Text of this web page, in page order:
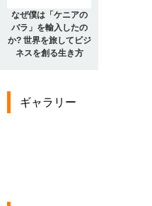
なぜ僕は「ケニアの
バラ」を輸入したの
か? 世界を旅してビジ
ネスを創る生き方
ギャラリー